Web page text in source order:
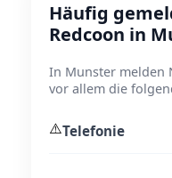
Häufig
Redcoon in
In Munster melden
vor allem die
⚠️Telefonie